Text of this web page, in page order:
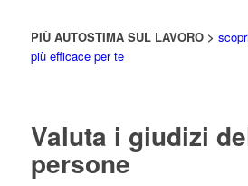
PIÙ AUTOSTIMA SUL LAVORO >
più efficace per te
Valuta i giudizi
persone